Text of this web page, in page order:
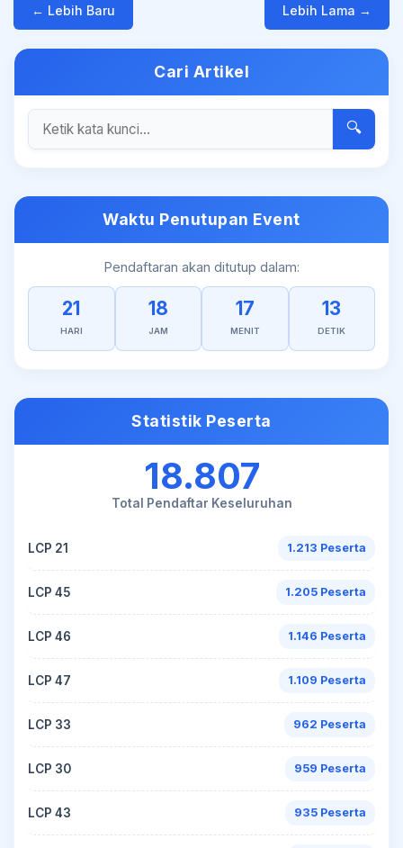
← Lebih Baru Lebih Lama →
Cari Artikel
🔍
Waktu Penutupan Event
Pendaftaran akan ditutup dalam:
21
HARI
18
JAM
17
MENIT
13
DETIK
Statistik Peserta
18.807
Total Pendaftar Keseluruhan
LCP 21 1.213 Peserta
LCP 45 1.205 Peserta
LCP 46 1.146 Peserta
LCP 47 1.109 Peserta
LCP 33 962 Peserta
LCP 30 959 Peserta
LCP 43 935 Peserta